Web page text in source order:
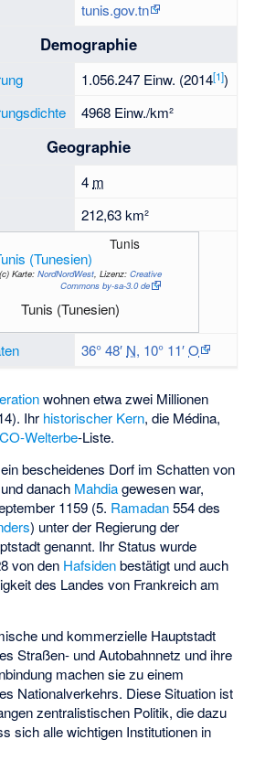
tunis.gov.tn
Demographie
1.056.247 Einw. (2014[1])
4968 Einw./km²
Geographie
4 m
212,63 km²
(c) Karte: NordNordWest, Lizenz: Creative
Commons by-sa-3.0 de
Tunis (Tunesien)
Tunis
36° 48′ N, 10° 11′O
wohnen etwa zwei Millionen
Ihr historischer Kern, die Médina,
Welterbe-Liste.
bescheidenes Dorf im Schatten von
und danach Mahdiagewesen war,
1159 (5. Ramadan554 des
) unter der Regierung der
genannt. Ihr Status wurde
von den Hafsidenbestätigt und auch
des Landes von Frankreich am
und kommerzielle Hauptstadt
Straßen- und Autobahnnetz und ihre
machen sie zu einem
Nationalverkehrs. Diese Situation ist
zentralistischen Politik, die dazu
sich alle wichtigen Institutionen in